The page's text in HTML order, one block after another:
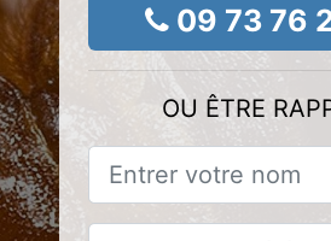
09 73 76
OU ÊTRE